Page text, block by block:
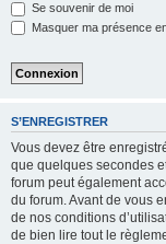
Se souvenir de moi
Masquer ma présence
S’ENREGISTRER
Vous devez être
que quelques secondes
forum peut également
du forum. Avant de vous
de nos conditions
de bien lire tout le